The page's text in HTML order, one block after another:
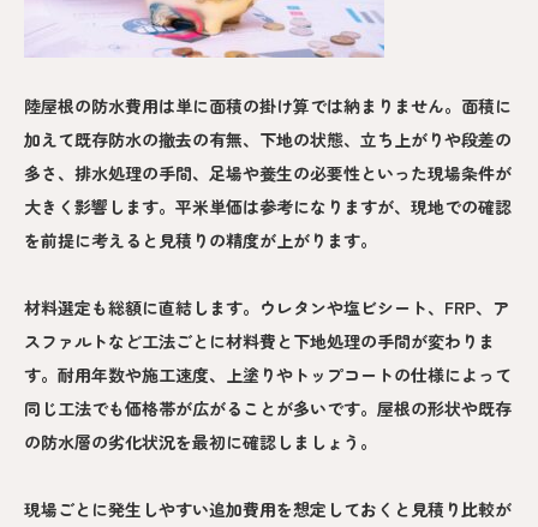
陸屋根の防水費用は単に面積の掛け算では納まりません。面積に
加えて既存防水の撤去の有無、下地の状態、立ち上がりや段差の
多さ、排水処理の手間、足場や養生の必要性といった現場条件が
大きく影響します。平米単価は参考になりますが、現地での確認
を前提に考えると見積りの精度が上がります。
材料選定も総額に直結します。ウレタンや塩ビシート、FRP、ア
スファルトなど工法ごとに材料費と下地処理の手間が変わりま
す。耐用年数や施工速度、上塗りやトップコートの仕様によって
同じ工法でも価格帯が広がることが多いです。屋根の形状や既存
の防水層の劣化状況を最初に確認しましょう。
現場ごとに発生しやすい追加費用を想定しておくと見積り比較が